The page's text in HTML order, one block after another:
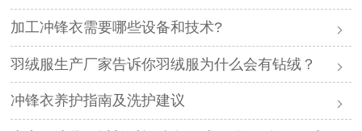
加工冲锋衣需要哪些设备和技术?
羽绒服生产厂家告诉你羽绒服为什么会有钻绒？
冲锋衣养护指南及洗护建议